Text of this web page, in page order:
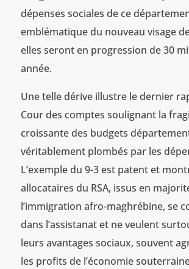
dépenses sociales de ce
emblématique du nouveau visage
elles seront en progression de 30
année.
Une telle dérive illustre le dernier
Cour des comptes soulignant la
croissante des budgets
véritablement plombés par les
L’exemple du 9-3 est patent et
allocataires du RSA, issus en
l’immigration afro-maghrébine, se
dans l’assistanat et ne veulent
leurs avantages sociaux, souvent
les profits de l’économie